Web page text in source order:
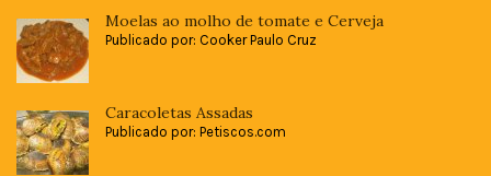
Moelas ao molho de tomate e Cerveja
Publicado por: Cooker Paulo Cruz
Caracoletas Assadas
Publicado por: Petiscos.com